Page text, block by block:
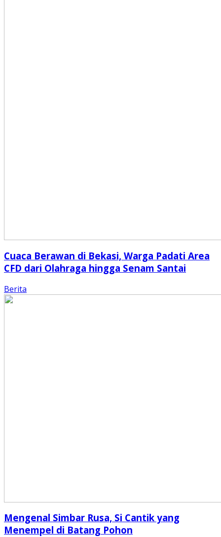
Cuaca Berawan di Bekasi, Warga Padati Area
CFD dari Olahraga hingga Senam Santai
Berita
Mengenal Simbar Rusa, Si Cantik yang
Menempel di Batang Pohon